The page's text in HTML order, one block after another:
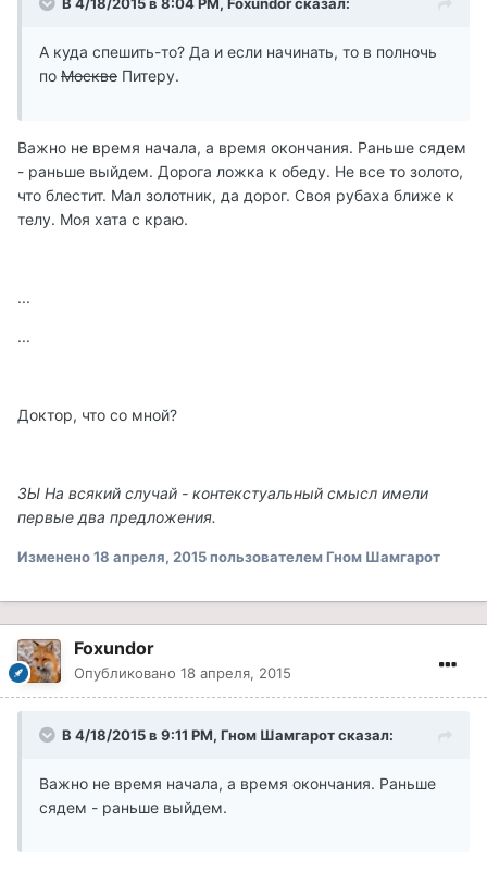
В 4/18/2015 в 8:04 PM, Foxundor сказал:
А куда спешить-то? Да и если начинать, то в полночь
по Москве Питеру.
Важно не время начала, а время окончания. Раньше сядем
- раньше выйдем. Дорога ложка к обеду. Не все то золото,
что блестит. Мал золотник, да дорог. Своя рубаха ближе к
телу. Моя хата с краю.
...
...
Доктор, что со мной?
ЗЫ На всякий случай - контекстуальный смысл имели
первые два предложения.
Изменено18 апреля, 2015пользователем Гном Шамгарот
Foxundor
Опубликовано 18 апреля, 2015
В 4/18/2015 в 9:11 PM, Гном Шамгарот сказал:
Важно не время начала, а время окончания. Раньше
сядем - раньше выйдем.